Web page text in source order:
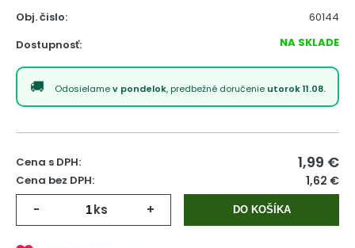
Obj. čislo:
60144
Dostupnosť:
NA SKLADE
Odosielamev pondelok, predbežné doručenie utorok 11.08.
Cena s DPH: 1,99 €
Cena bez DPH: 1,62 €
- ks + DO KOŠÍKA